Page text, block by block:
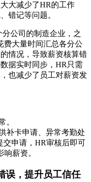
大减少了HR的工作
错记等问题。
公司的制造企业，之
费大量时间汇总各分公
情况，导致薪资核算错
据实时同步，HR只需
也减少了员工对薪资发
。
补卡申请、异常考勤处
交申请，HR审核后即可
薪资。
误，提升员工信任